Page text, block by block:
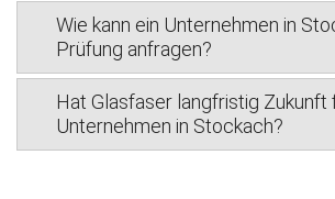
Wie kann ein Unternehmen in
Prüfung anfragen?
Hat Glasfaser langfristig Zukunft
Unternehmen in Stockach?